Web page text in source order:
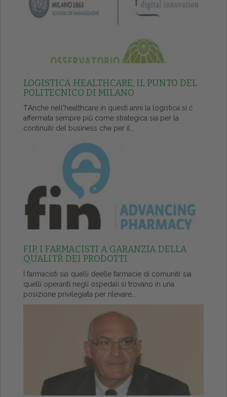
LOGISTICA HEALTHCARE, IL PUNTO DEL
POLITECNICO DI MILANO
ŤAnche nell'healthcare in questi anni la logistica si č
affermata sempre piů come strategica sia per la
continuitŕ del business che per il...
FIP, I FARMACISTI A GARANZIA DELLA
QUALITŔ DEI PRODOTTI
I farmacisti sia quelli deelle farmacie di comunitŕ sia
quelli operanti negli ospedali si trovano in una
posizione privilegiata per rilevare...